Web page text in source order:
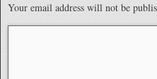
Your email address will not be